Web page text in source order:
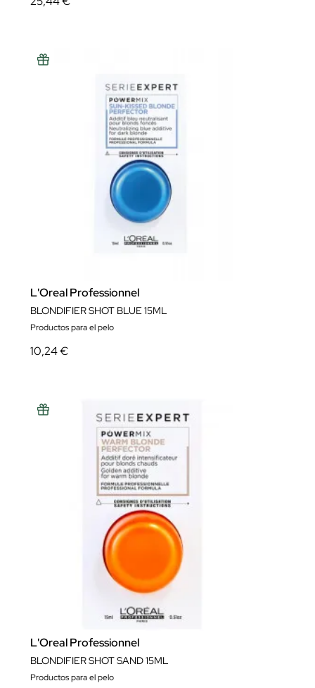
L'Oreal Professionnel
BLONDIFIER SHOT BLUE 15ML
Productos para el pelo
10,24 €
L'Oreal Professionnel
BLONDIFIER SHOT SAND 15ML
Productos para el pelo